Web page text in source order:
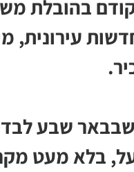
בהובלת
עירונית,
שבבאר שבע
בלא מעט